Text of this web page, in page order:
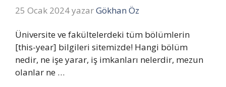
25 Ocak 2024yazarGökhan Öz
Üniversite ve fakültelerdeki tüm bölümlerin
[this-year] bilgileri sitemizde! Hangi bölüm
nedir, ne işe yarar, iş imkanları nelerdir, mezun
olanlar ne …